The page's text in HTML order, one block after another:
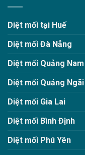
Diệt mối tại Huế
Diệt mối Đà Nẵng
Diệt mối Quảng Nam
Diệt mối Quảng Ngãi
Diệt mối Gia Lai
Diệt mối Bình Định
Diệt mối Phú Yên